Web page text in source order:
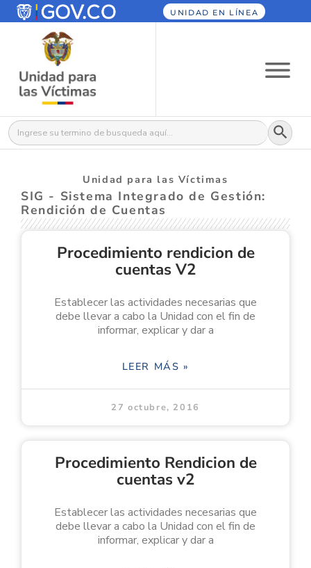
UNIDAD EN LÍNEA
Buscar: Botón
Unidad para las Víctimas
SIG - Sistema Integrado de Gestión:
Rendición de Cuentas
Procedimiento rendicion de
cuentas V2
Establecer las actividades necesarias que
debe llevar a cabo la Unidad con el fin de
informar, explicar y dar a
LEER MÁS »
27 octubre, 2016
Procedimiento Rendicion de
cuentas v2
Establecer las actividades necesarias que
debe llevar a cabo la Unidad con el fin de
informar, explicar y dar a